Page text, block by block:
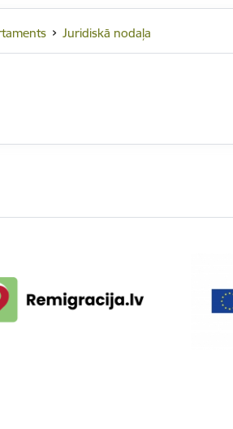
Juridiskā nodaļa